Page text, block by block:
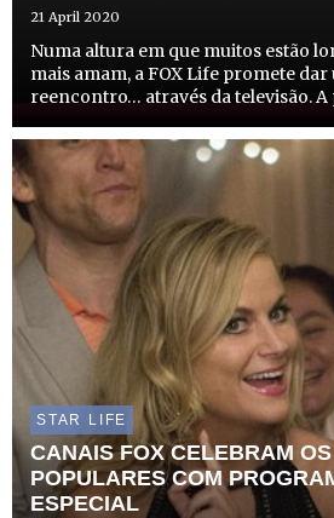
21 April 2020
Numa altura em que muitos estão
mais amam, a FOX Life promete dar
reencontro… através da televisão.
seus espectadores de partilharem o
suas mães e...
STAR LIFE
CANAIS FOX CELEBRAM
POPULARES COM
ESPECIAL